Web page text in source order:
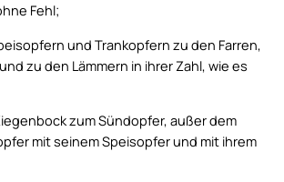
Fehl;
und Trankopfern zu den Farren,
zu den Lämmern in ihrer Zahl, wie es
zum Sündopfer, außer dem
mit seinem Speisopfer und mit ihrem